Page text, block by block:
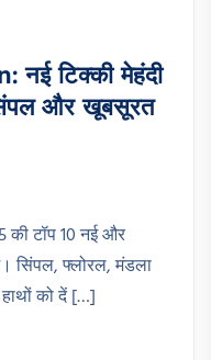
टिक्की मेहंदी
और खूबसूरत
की टॉप 10 नई और
सिंपल, फ्लोरल, मंडला
को दें […]